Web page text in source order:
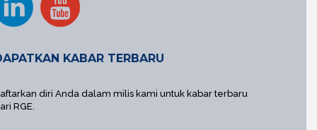
KABAR TERBARU
diri Anda dalam milis kami untuk kabar terbaru
RGE.